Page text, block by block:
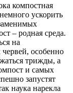
компостная
ускорить
– родная среда.
на
особенно
трижды, а
и самых
запустят
наука нарекла